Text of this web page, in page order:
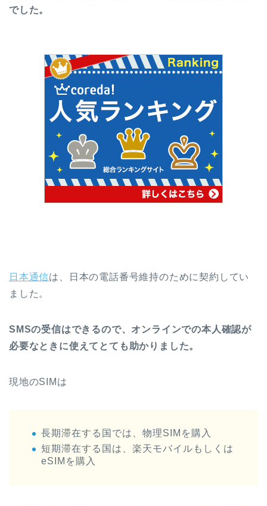
でした。
日本通信は、日本の電話番号維持のために契約してい
ました。
SMSの受信はできるので、オンラインでの本人確認が
必要なときに使えてとても助かりました。
現地のSIMは
長期滞在する国では、物理SIMを購入
短期滞在する国は、楽天モバイルもしくは
eSIMを購入